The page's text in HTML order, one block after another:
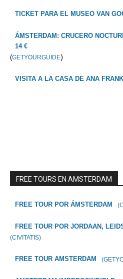
TICKET PARA EL MUSEO VAN
ÁMSTERDAM: CRUCERO
14 €
(GETYOURGUIDE)
VISITA A LA CASA DE ANA FRANK
FREE TOURS EN AMSTERDAM
FREE TOUR POR ÁMSTERDAM
FREE TOUR POR JORDAAN,
(CIVITATIS)
FREE TOUR AMSTERDAM